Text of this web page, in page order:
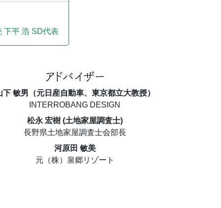
下平 浩 SD代表
アドバイザー
下 敏男（元日産自動車、東京都立大教授）
INTERROBANG DESIGN
松永 宏樹 (土地家屋調査士)
長野県土地家屋調査士会部長
河原田 敏美
元（株）泉郷リゾート